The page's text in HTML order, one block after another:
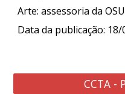
Arte:assessoria da
Data da publicação: 18/
CCTA -